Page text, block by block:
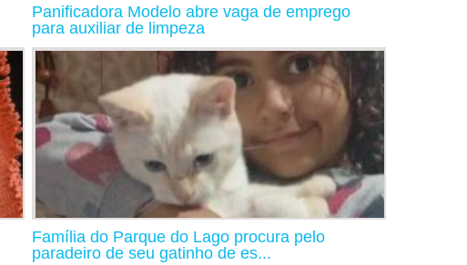
Panificadora Modelo abre vaga de emprego
para auxiliar de limpeza
Família do Parque do Lago procura pelo
paradeiro de seu gatinho de es...